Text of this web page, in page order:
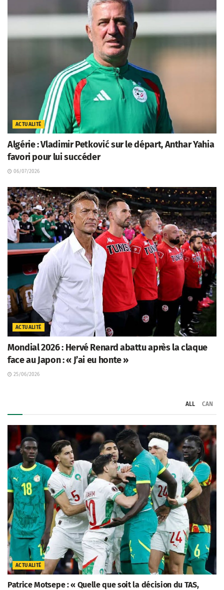
ACTUALITÉ
Algérie : Vladimir Petković sur le départ, Anthar Yahia
favori pour lui succéder
06/07/2026
ACTUALITÉ
Mondial 2026 : Hervé Renard abattu après la claque
face au Japon : « J’ai eu honte »
25/06/2026
ALL CAN
ACTUALITÉ
Patrice Motsepe : « Quelle que soit la décision du TAS,